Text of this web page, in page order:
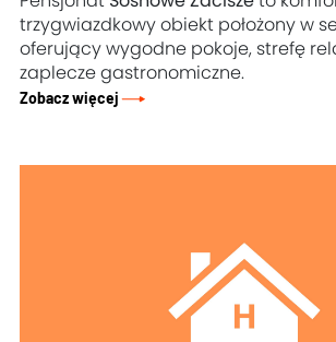
trzygwiazdkowy obiekt położony w
oferujący wygodne pokoje, strefę
zaplecze gastronomiczne.
Zobacz więcej